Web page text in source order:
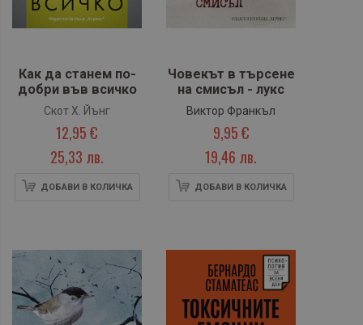
Как да станем по-
добри във всичко
Скот Х. Йънг
12,95 €
25,33 лв.
ДОБАВИ В КОЛИЧКА
Човекът в търсене
на смисъл - лукс
Виктор Франкъл
9,95 €
19,46 лв.
ДОБАВИ В КОЛИЧКА